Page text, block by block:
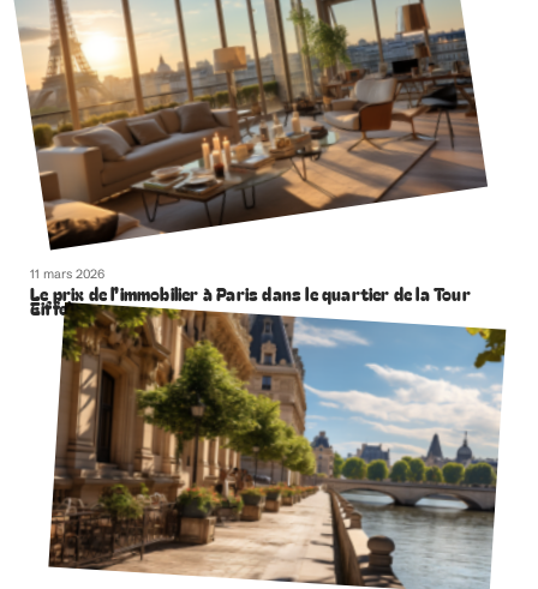
11 mars 2026
Le prix de l’immobilier à Paris dans le quartier de la Tour
Eiffel